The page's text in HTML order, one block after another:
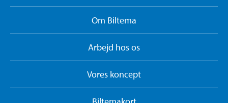
Om Biltema
Arbejd hos os
Vores koncept